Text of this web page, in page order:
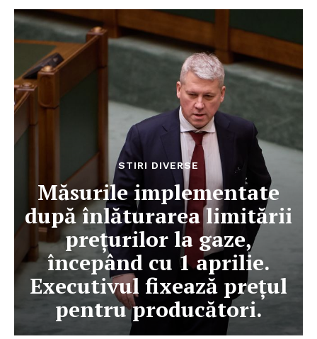
STIRI DIVERSE
Măsurile implementate
după înlăturarea limitării
prețurilor la gaze,
începând cu 1 aprilie.
Executivul fixează prețul
pentru producători.